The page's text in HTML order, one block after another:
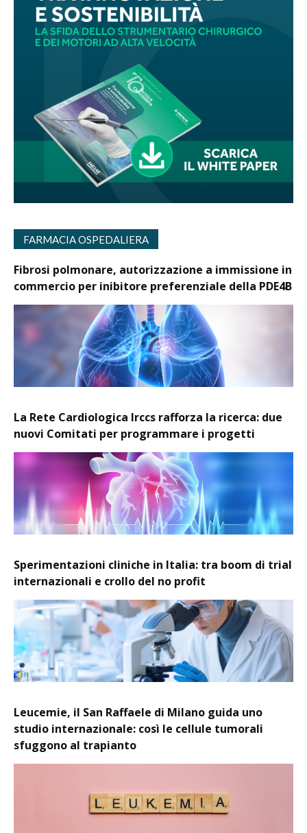
FARMACIA OSPEDALIERA
Fibrosi polmonare, autorizzazione a immissione in
commercio per inibitore preferenziale della PDE4B
La Rete Cardiologica Irccs rafforza la ricerca: due
nuovi Comitati per programmare i progetti
Sperimentazioni cliniche in Italia: tra boom di trial
internazionali e crollo del no profit
Leucemie, il San Raffaele di Milano guida uno
studio internazionale: così le cellule tumorali
sfuggono al trapianto